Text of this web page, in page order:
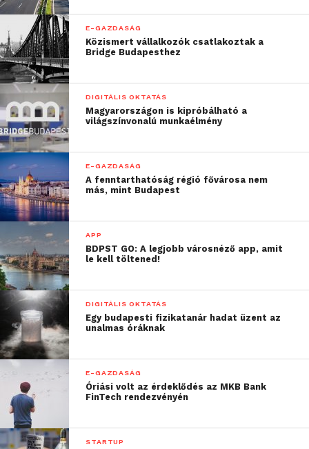
E-GAZDASÁG
Közismert vállalkozók csatlakoztak a
Bridge Budapesthez
DIGITÁLIS OKTATÁS
Magyarországon is kipróbálható a
világszínvonalú munkaélmény
E-GAZDASÁG
A fenntarthatóság régió fővárosa nem
más, mint Budapest
APP
BDPST GO: A legjobb városnéző app, amit
le kell töltened!
DIGITÁLIS OKTATÁS
Egy budapesti fizikatanár hadat üzent az
unalmas óráknak
E-GAZDASÁG
Óriási volt az érdeklődés az MKB Bank
FinTech rendezvényén
STARTUP